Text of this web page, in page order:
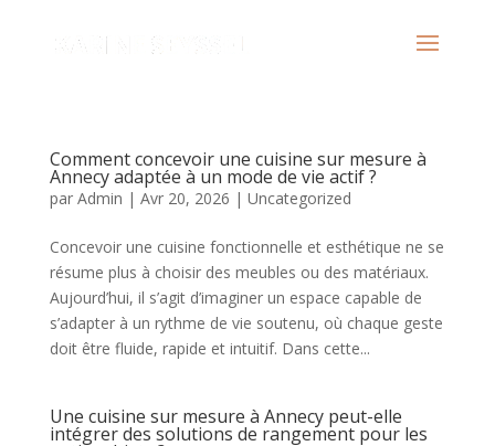
Comment concevoir une cuisine sur mesure à
Annecy adaptée à un mode de vie actif ?
par Admin | Avr 20, 2026 | Uncategorized
Concevoir une cuisine fonctionnelle et esthétique ne se
résume plus à choisir des meubles ou des matériaux.
Aujourd’hui, il s’agit d’imaginer un espace capable de
s’adapter à un rythme de vie soutenu, où chaque geste
doit être fluide, rapide et intuitif. Dans cette...
Une cuisine sur mesure à Annecy peut-elle
intégrer des solutions de rangement pour les